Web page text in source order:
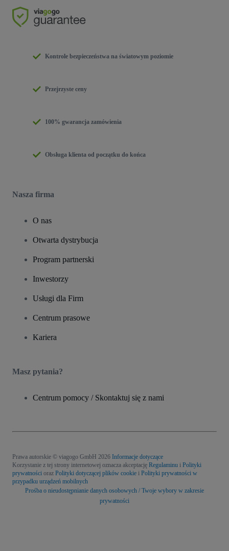
Kontrole bezpieczeństwa na światowym poziomie
Przejrzyste ceny
100% gwarancja zamówienia
Obsługa klienta od początku do końca
Nasza firma
O nas
Otwarta dystrybucja
Program partnerski
Inwestorzy
Usługi dla Firm
Centrum prasowe
Kariera
Masz pytania?
Centrum pomocy / Skontaktuj się z nami
Prawa autorskie © viagogo GmbH 2026 Informacje dotyczące
Korzystanie z tej strony internetowej oznacza akceptację Regulaminu i Polityki
prywatności oraz Polityki dotyczącej plików cookie i Polityki prywatności w
przypadku urządzeń mobilnych
Prośba o nieudostępnianie danych osobowych / Twoje wybory w zakresie
prywatności